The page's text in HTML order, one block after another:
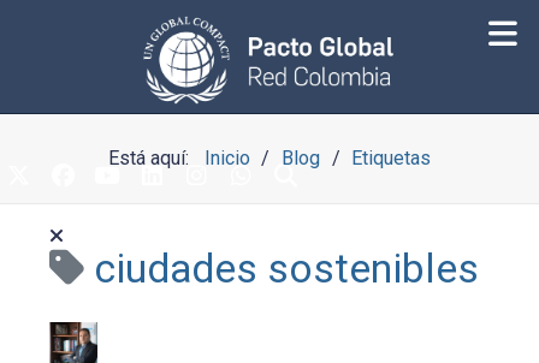
Está aquí: Inicio Blog Etiquetas
ciudades sostenibles